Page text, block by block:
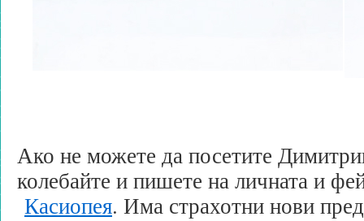
Ако не можете да посетите
колебайте и пишете на личната и
Касиопея. Има страхотни нови